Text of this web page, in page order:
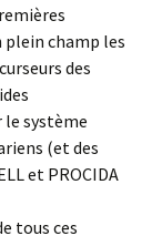
plein champ les
des
système
(et des
et PROCIDA
tous ces